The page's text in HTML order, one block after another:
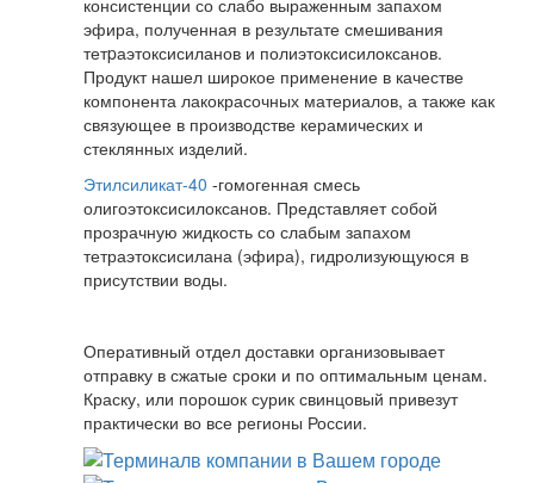
эфира, полученная в результате смешивания
тетpаэтоксисиланов и полиэтоксисилоксанов.
Продукт нашел широкое применение в качестве
компонента лакокрасочных материалов, а также как
связующее в производстве керамических и
стеклянных изделий.
Этилсиликат-40 -гомогенная смесь
олигоэтоксисилоксанов. Представляет собой
прозрачную жидкость со слабым запахом
тетраэтоксисилана (эфира), гидролизующуюся в
присутствии воды.
Оперативный отдел доставки организовывает
отправку в сжатые сроки и по оптимальным ценам.
Краску, или порошок сурик свинцовый привезут
практически во все регионы России.